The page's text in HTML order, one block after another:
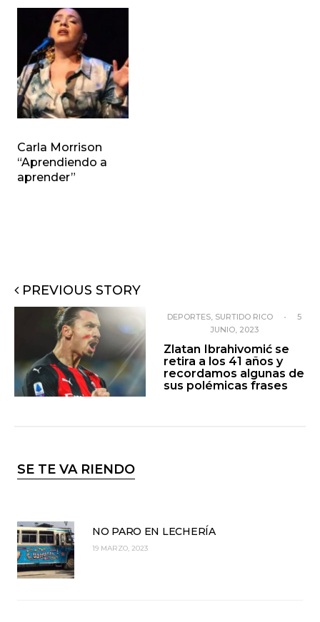
Carla Morrison
“Aprendiendo a
aprender”
PREVIOUS STORY
DEPORTES, SURTIDO RICO •
5
JUNIO, 2023
Zlatan Ibrahivomić se
retira a los 41 años y
recordamos algunas de
sus polémicas frases
SE TE VA RIENDO
NO PARO EN LECHERÍA
19 MARZO, 2023